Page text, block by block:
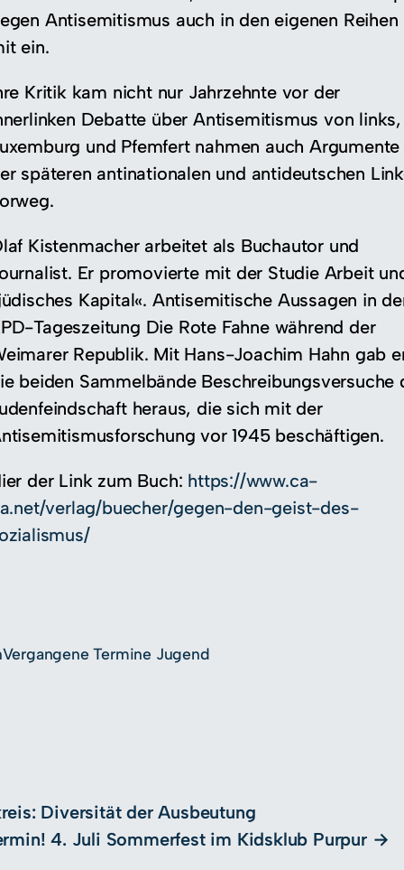
Antisemitismus auch in den eigenen Reihen
ein.
Kritik kam nicht nur Jahrzehnte vor der
Debatte über Antisemitismus von links,
und Pfemfert nahmen auch Argumente
späteren antinationalen und antideutschen
Kistenmacher arbeitet als Buchautor und
Er promovierte mit der Studie Arbeit
Kapital«. Antisemitische Aussagen in
Tageszeitung Die Rote Fahne während der
Republik. Mit Hans-Joachim Hahn gab
beiden Sammelbände Beschreibungsversuche
heraus, die sich mit der
vor 1945 beschäftigen.
der Link zum Buch: https://www.ca-
verlag/buecher/gegen-den-geist-des-
Vergangene Termine Jugend
Diversität der Ausbeutung
4. Juli Sommerfest im Kidsklub Purpur